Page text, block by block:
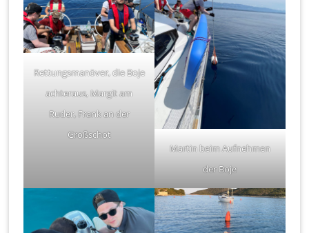
Rettungsmanöver, die Boje
achteraus, Margit am
Ruder, Frank an der
Großschot
Martin beim Aufnehmen
der Boje